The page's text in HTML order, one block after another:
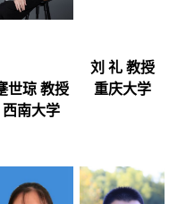
世琼 教授
西南大学
刘 礼 教授
重庆大学